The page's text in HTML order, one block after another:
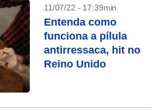
11/07/22 - 17:39min
Entenda como
funciona a pílula
antirressaca, hit no
Reino Unido